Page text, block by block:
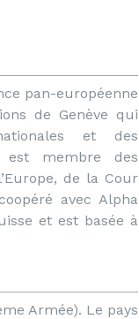
pan-européenne
de Genève qui
et des
est membre des
de la Cour
avec Alpha
et est basée à
Armée). Le pays